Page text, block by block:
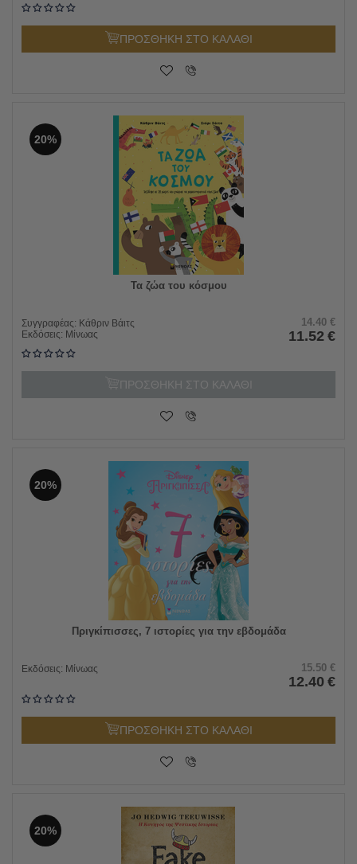
ΠΡΟΣΘΗΚΗ ΣΤΟ ΚΑΛΑΘΙ
20%
Τα ζώα του κόσμου
Συγγραφέας: Κάθριν Βάιτς
Εκδόσεις: Μίνωας
14.40 €
11.52 €
ΠΡΟΣΘΗΚΗ ΣΤΟ ΚΑΛΑΘΙ
20%
Πριγκίπισσες, 7 ιστορίες για την εβδομάδα
Εκδόσεις: Μίνωας 15.50 €
12.40 €
ΠΡΟΣΘΗΚΗ ΣΤΟ ΚΑΛΑΘΙ
20%